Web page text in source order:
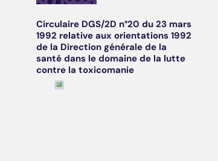
Circulaire DGS/2D n°20 du 23 mars
1992 relative aux orientations 1992
de la Direction générale de la
santé dans le domaine de la lutte
contre la toxicomanie